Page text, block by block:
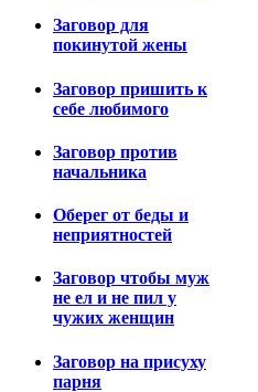
Заговор для
покинутой жены
Заговор пришить к
себе любимого
Заговор против
начальника
Оберег от беды и
неприятностей
Заговор чтобы муж
не ел и не пил у
чужих женщин
Заговор на присуху
парня